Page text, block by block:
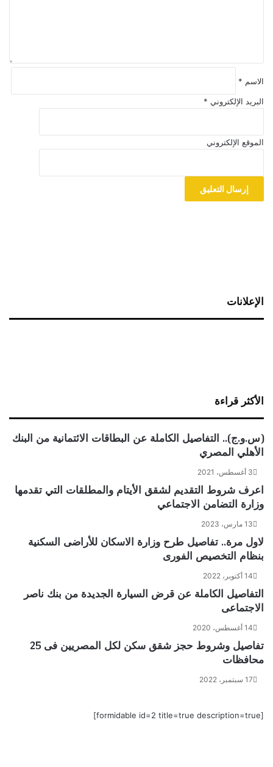
الاسم *
البريد الإلكتروني *
الموقع الإلكتروني
الإعلانات
الأكثر قراءة
(س.و.ج).. التفاصيل الكاملة عن البطاقات الائتمانية من البنك
الأهلي المصري
3 أغسطس، 2021
اعرف شروط التقديم لشقق الأيتام والمطلقات التي تقدمها
وزارة التضامن الاجتماعي
13 مارس، 2023
لاول مرة.. تفاصيل طرح وزارة الاسكان للأراضى السكنية
بنظام التخصيص الفورى
14 أكتوبر، 2022
التفاصيل الكاملة عن قرض السيارة الجديدة من بنك ناصر
الاجتماعى
14 أغسطس، 2020
تفاصيل وشروط حجز شقق سكن لكل المصريين فى 25
محافظات
17 سبتمبر، 2022
[formidable id=2 title=true description=true]